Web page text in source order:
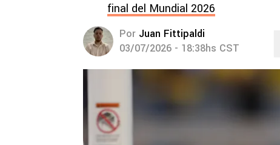
final del Mundial 2026
Por Juan Fittipaldi
03/07/2026 - 18:38hs CST